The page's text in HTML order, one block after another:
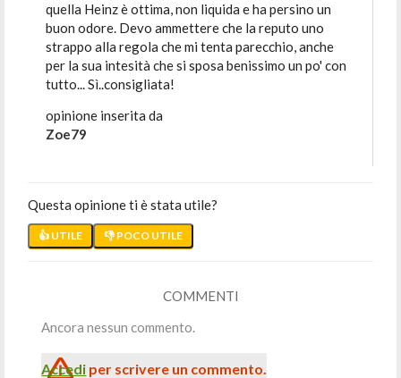
quella Heinz è ottima, non liquida e ha persino un
buon odore. Devo ammettere che la reputo uno
strappo alla regola che mi tenta parecchio, anche
per la sua intesità che si sposa benissimo un po' con
tutto... Sì..consigliata!
opinione inserita da
Zoe79
Questa opinione ti è stata utile?
👍 UTILE 👎 POCO UTILE
COMMENTI
Ancora nessun commento.
Accedi per scrivere un commento.